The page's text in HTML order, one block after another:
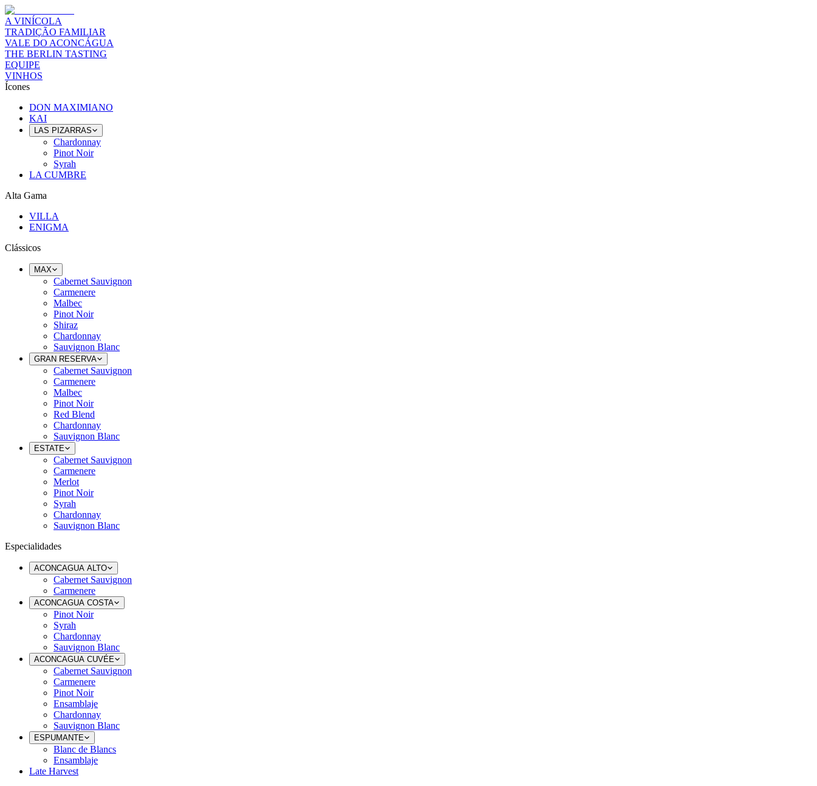
A VINÍCOLA
TRADIÇÃO FAMILIAR
VALE DO ACONCÁGUA
THE BERLIN TASTING
EQUIPE
VINHOS
Ícones
DON MAXIMIANO
KAI
LAS PIZARRAS
Chardonnay
Pinot Noir
Syrah
LA CUMBRE
Alta Gama
VILLA
ENIGMA
Clássicos
MAX
Cabernet Sauvignon
Carmenere
Malbec
Pinot Noir
Shiraz
Chardonnay
Sauvignon Blanc
GRAN RESERVA
Cabernet Sauvignon
Carmenere
Malbec
Pinot Noir
Red Blend
Chardonnay
Sauvignon Blanc
ESTATE
Cabernet Sauvignon
Carmenere
Merlot
Pinot Noir
Syrah
Chardonnay
Sauvignon Blanc
Especialidades
ACONCAGUA ALTO
Cabernet Sauvignon
Carmenere
ACONCAGUA COSTA
Pinot Noir
Syrah
Chardonnay
Sauvignon Blanc
ACONCAGUA CUVÉE
Cabernet Sauvignon
Carmenere
Pinot Noir
Ensamblaje
Chardonnay
Sauvignon Blanc
ESPUMANTE
Blanc de Blancs
Ensamblaje
Late Harvest